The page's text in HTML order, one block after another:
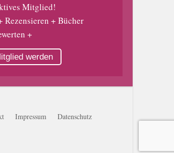
Mitglied!
Rezensieren + Bücher
+
werden
Impressum Datenschutz